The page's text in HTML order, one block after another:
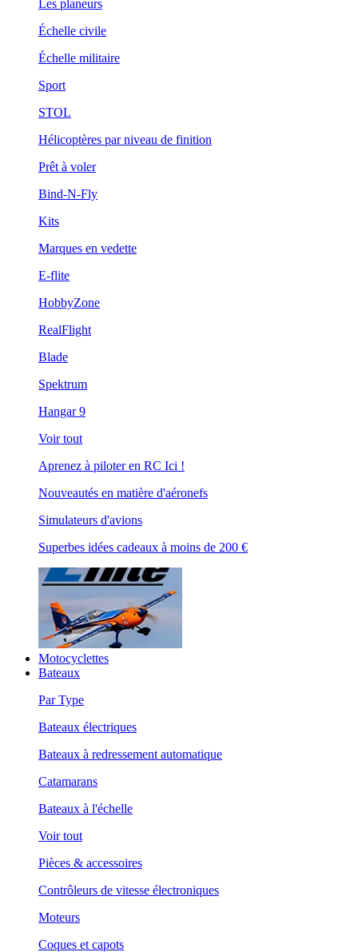
Les planeurs
Échelle civile
Échelle militaire
Sport
STOL
Hélicoptères par niveau de finition
Prêt à voler
Bind-N-Fly
Kits
Marques en vedette
E-flite
HobbyZone
RealFlight
Blade
Spektrum
Hangar 9
Voir tout
Aprenez à piloter en RC Ici !
Nouveautés en matière d'aéronefs
Simulateurs d'avions
Superbes idées cadeaux à moins de 200 €
Motocyclettes
Bateaux
Par Type
Bateaux électriques
Bateaux à redressement automatique
Catamarans
Bateaux à l'échelle
Voir tout
Pièces & accessoires
Contrôleurs de vitesse électroniques
Moteurs
Coques et capots